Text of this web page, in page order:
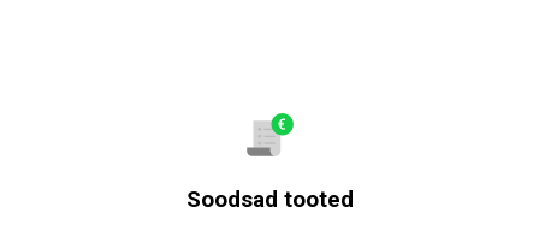
Soodsad tooted